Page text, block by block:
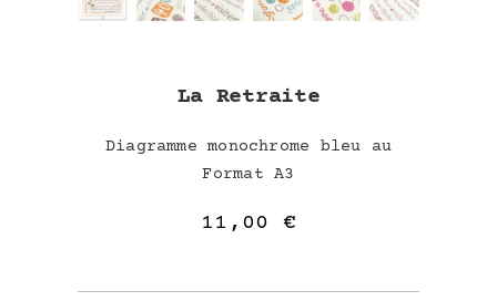
La Retraite
Diagramme monochrome bleu au
Format A3
11,00 €